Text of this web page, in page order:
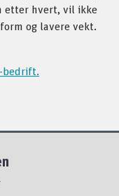
etter hvert, vil ikke
og lavere vekt.
bedrift.